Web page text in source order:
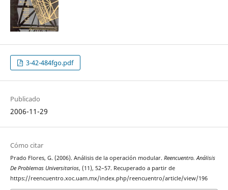
3-42-484fgo.pdf
Publicado
2006-11-29
Cómo citar
Prado Flores, G. (2006). Análisis de la operación modular. Reencuentro. Análisis
De Problemas Universitarios, (11), 52–57. Recuperado a partir de
https://reencuentro.xoc.uam.mx/index.php/reencuentro/article/view/196